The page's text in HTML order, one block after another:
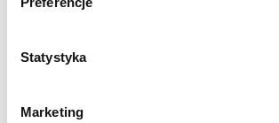
Statystyka
Marketing